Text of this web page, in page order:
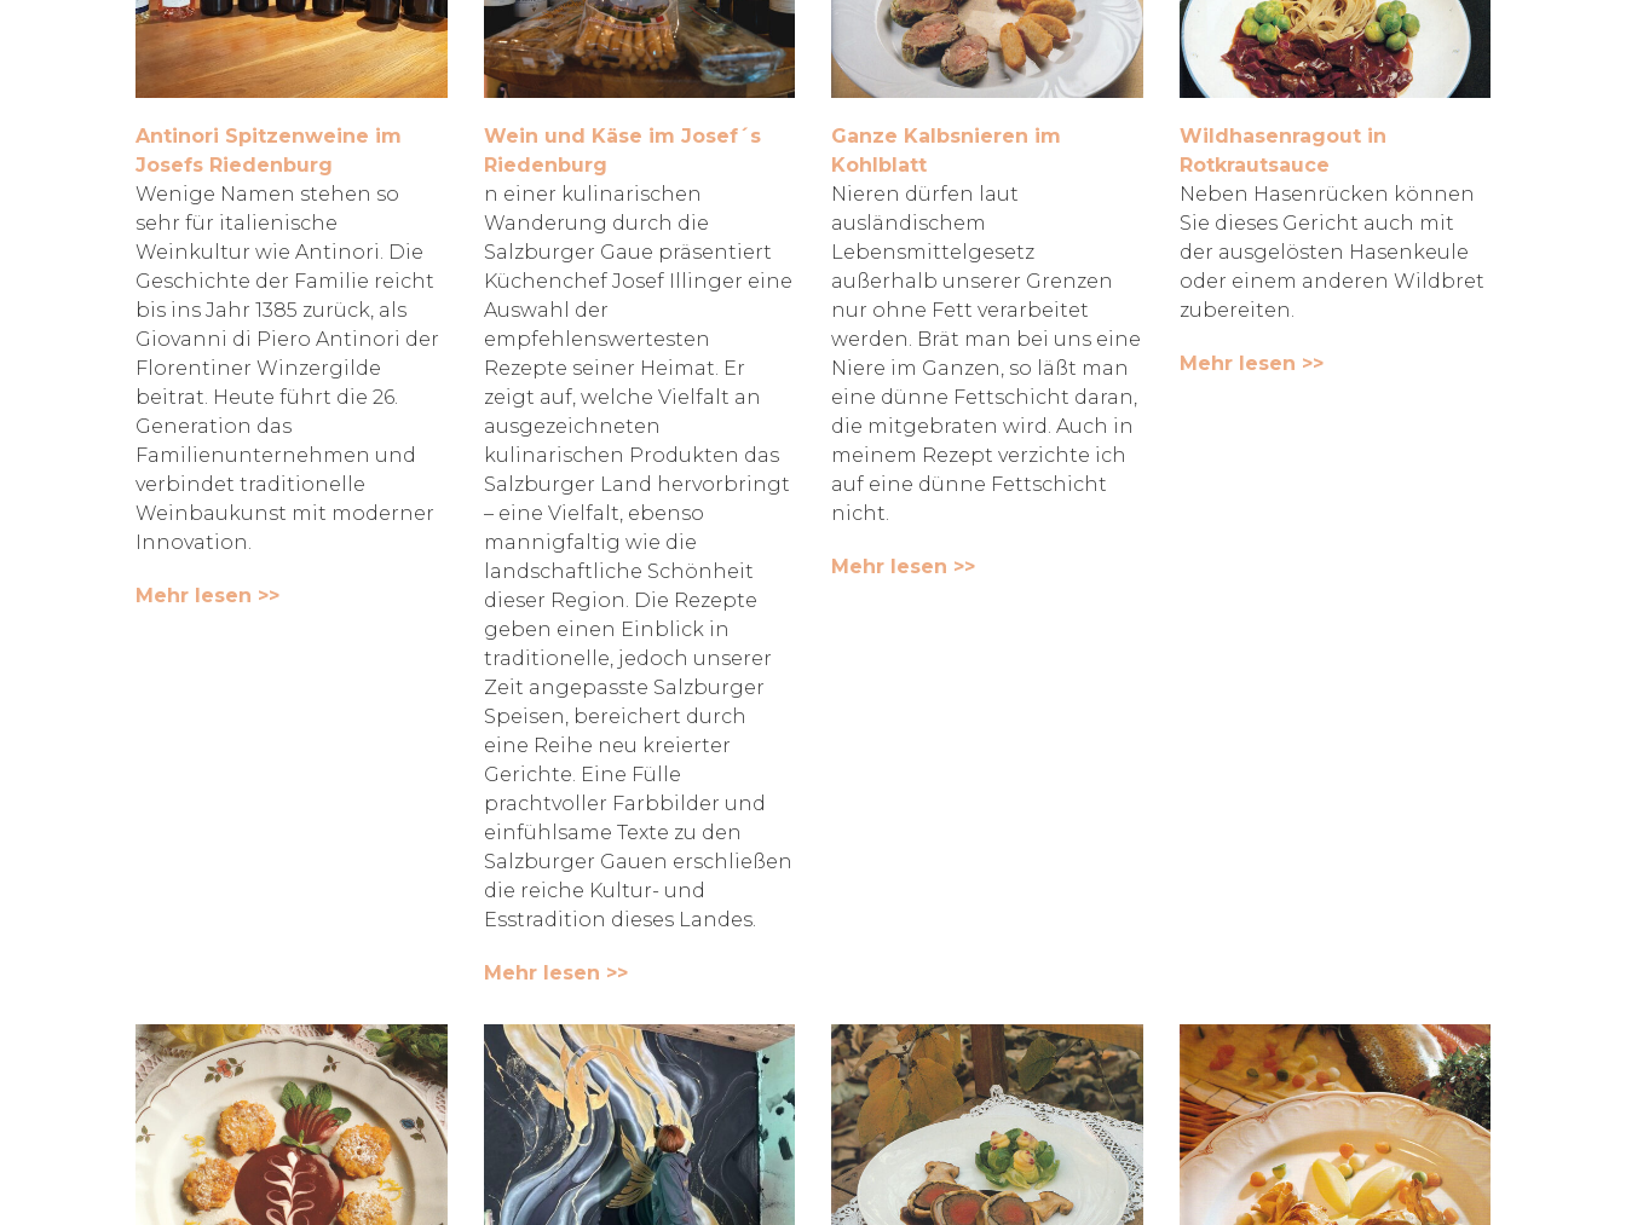
Antinori Spitzenweine im
Josefs Riedenburg
Wenige Namen stehen so
sehr für italienische
Weinkultur wie Antinori. Die
Geschichte der Familie reicht
bis ins Jahr 1385 zurück, als
Giovanni di Piero Antinori der
Florentiner Winzergilde
beitrat. Heute führt die 26.
Generation das
Familienunternehmen und
verbindet traditionelle
Weinbaukunst mit moderner
Innovation.
Mehr lesen >>
Wein und Käse im Josef´s
Riedenburg
n einer kulinarischen
Wanderung durch die
Salzburger Gaue präsentiert
Küchenchef Josef Illinger eine
Auswahl der
empfehlenswertesten
Rezepte seiner Heimat. Er
zeigt auf, welche Vielfalt an
ausgezeichneten
kulinarischen Produkten das
Salzburger Land hervorbringt
– eine Vielfalt, ebenso
mannigfaltig wie die
landschaftliche Schönheit
dieser Region. Die Rezepte
geben einen Einblick in
traditionelle, jedoch unserer
Zeit angepasste Salzburger
Speisen, bereichert durch
eine Reihe neu kreierter
Gerichte. Eine Fülle
prachtvoller Farbbilder und
einfühlsame Texte zu den
Salzburger Gauen erschließen
die reiche Kultur- und
Esstradition dieses Landes.
Mehr lesen >>
Ganze Kalbsnieren im
Kohlblatt
Nieren dürfen laut
ausländischem
Lebensmittelgesetz
außerhalb unserer Grenzen
nur ohne Fett verarbeitet
werden. Brät man bei uns eine
Niere im Ganzen, so läßt man
eine dünne Fettschicht daran,
die mitgebraten wird. Auch in
meinem Rezept verzichte ich
auf eine dünne Fettschicht
nicht.
Mehr lesen >>
Wildhasenragout in
Rotkrautsauce
Neben Hasenrücken können
Sie dieses Gericht auch mit
der ausgelösten Hasenkeule
oder einem anderen Wildbret
zubereiten.
Mehr lesen >>